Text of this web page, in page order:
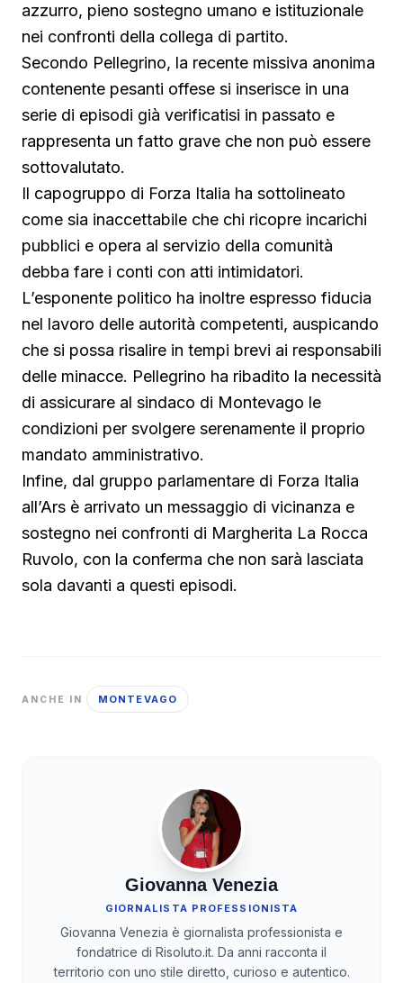
azzurro, pieno sostegno umano e istituzionale
nei confronti della collega di partito.
Secondo Pellegrino, la recente missiva anonima
contenente pesanti offese si inserisce in una
serie di episodi già verificatisi in passato e
rappresenta un fatto grave che non può essere
sottovalutato.
Il capogruppo di Forza Italia ha sottolineato
come sia inaccettabile che chi ricopre incarichi
pubblici e opera al servizio della comunità
debba fare i conti con atti intimidatori.
L’esponente politico ha inoltre espresso fiducia
nel lavoro delle autorità competenti, auspicando
che si possa risalire in tempi brevi ai responsabili
delle minacce. Pellegrino ha ribadito la necessità
di assicurare al sindaco di Montevago le
condizioni per svolgere serenamente il proprio
mandato amministrativo.
Infine, dal gruppo parlamentare di Forza Italia
all’Ars è arrivato un messaggio di vicinanza e
sostegno nei confronti di Margherita La Rocca
Ruvolo, con la conferma che non sarà lasciata
sola davanti a questi episodi.
ANCHE IN MONTEVAGO
Giovanna Venezia
GIORNALISTA PROFESSIONISTA
Giovanna Venezia è giornalista professionista e
fondatrice di Risoluto.it. Da anni racconta il
territorio con uno stile diretto, curioso e autentico.